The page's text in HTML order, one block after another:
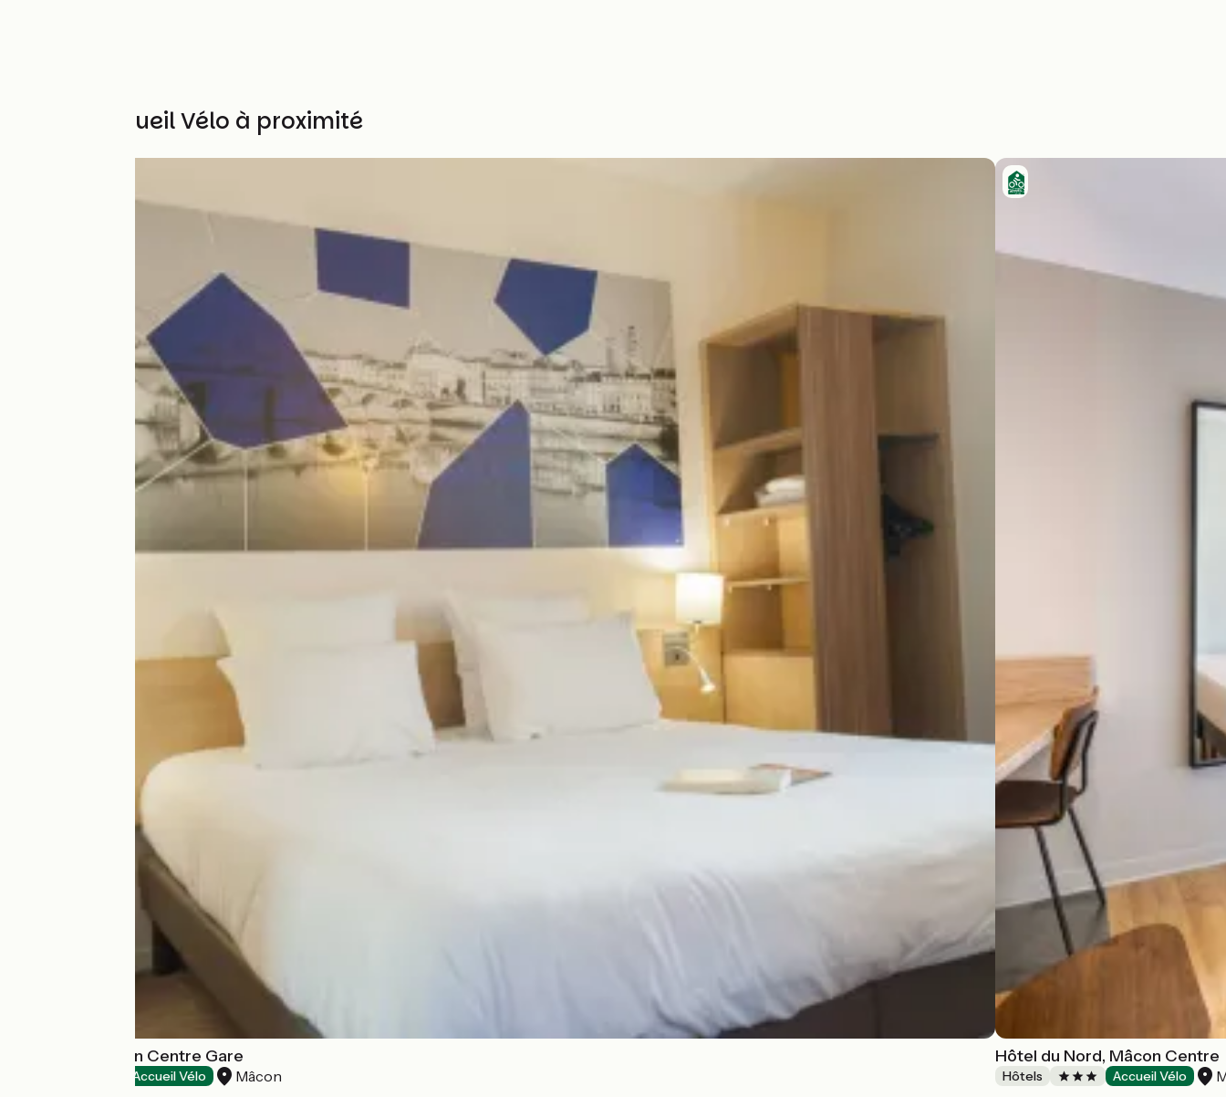
Autres Accueil Vélo à proximité
Brit Hôtel Mâcon Centre Gare
Accueil Vélo Mâcon
Hôtel du Nord, Mâcon Centre
Hôtels Accueil Vélo